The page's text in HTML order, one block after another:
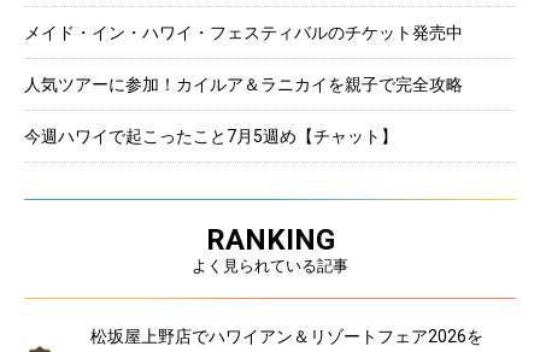
メイド・イン・ハワイ・フェスティバルのチケット発売中
人気ツアーに参加！カイルア＆ラニカイを親子で完全攻略
今週ハワイで起こったこと7月5週め【チャット】
RANKING
よく見られている記事
松坂屋上野店でハワイアン＆リゾートフェア2026を